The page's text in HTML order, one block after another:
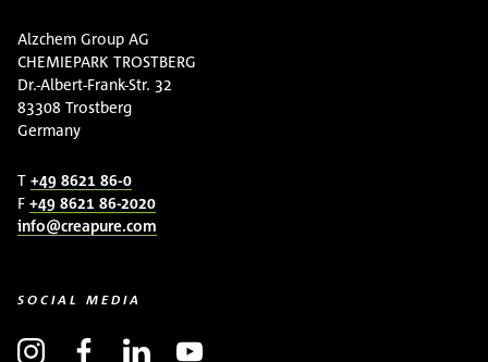
Alzchem Group AG
CHEMIEPARK TROSTBERG
Dr.-Albert-Frank-Str. 32
83308 Trostberg
Germany
T +49 8621 86-0
F +49 8621 86-2020
info@creapure.com
SOCIAL MEDIA